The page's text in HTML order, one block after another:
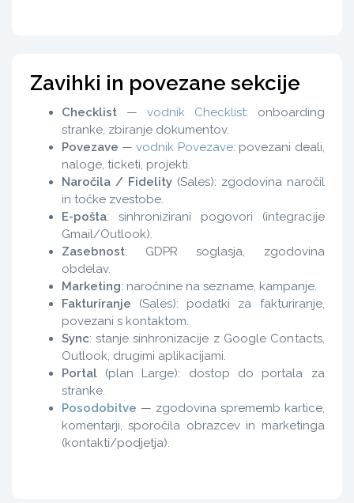
Zavihki in povezane sekcije
Checklist— vodnik Checklist: onboarding
stranke, zbiranje dokumentov.
Povezave —vodnik Povezave: povezani deali,
naloge, ticketi, projekti.
Naročila / Fidelity(Sales): zgodovina naročil
in točke zvestobe.
E-pošta: sinhronizirani pogovori (integracije
Gmail/Outlook).
Zasebnost: GDPR soglasja, zgodovina
obdelav.
Marketing: naročnine na sezname, kampanje.
Fakturiranje (Sales): podatki za fakturiranje,
povezani s kontaktom.
Sync: stanje sinhronizacije z Google Contacts,
Outlook, drugimi aplikacijami.
Portal(plan Large): dostop do portala za
stranke.
Posodobitve — zgodovina sprememb kartice,
komentarji, sporočila obrazcev in marketinga
(kontakti/podjetja).